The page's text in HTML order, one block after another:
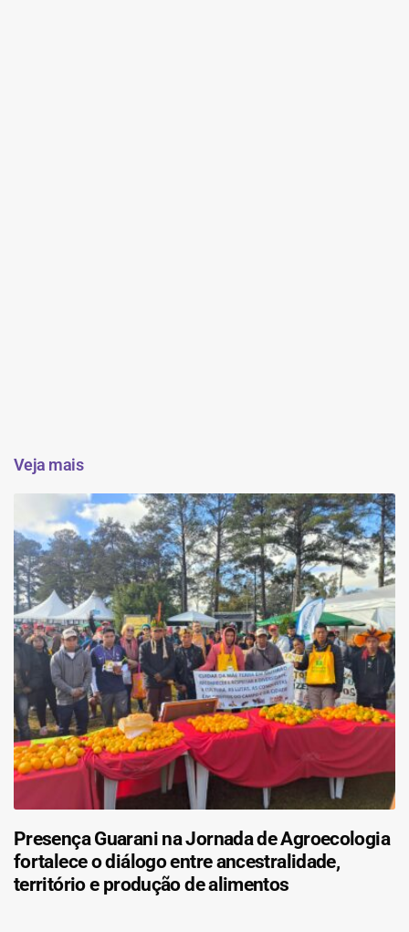
Veja mais
Presença Guarani na Jornada de Agroecologia
fortalece o diálogo entre ancestralidade,
território e produção de alimentos